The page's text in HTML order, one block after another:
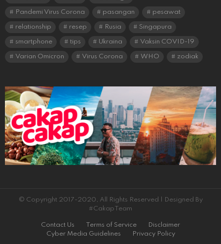
Pandemi Virus Corona pasangan pesawat
relationship resep Rusia Singapura
smartphone tips Ukraina Vaksin COVID-19
Varian Omicron Virus Corona WHO zodiak
© Copyright 2017-2020, All Rights Reserved | Designed By
#CakapTeam
Contact Us Terms of Service
Disclaimer
Cyber Media Guidelines
Privacy Policy